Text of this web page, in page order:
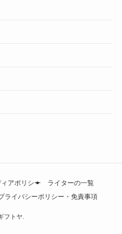
ィアポリシー
ライターの一覧
ライバシーポリシー・免責事項
フトヤ.